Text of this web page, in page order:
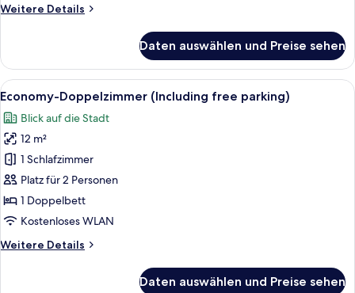
anzeigen
Weitere Details
Weitere
Doppelzimmer
(Including
free
Daten auswählen und Preise sehen
Alle
Fotos
für
Economy-
Doppelzimmer
(Including
free
parking)
Ein Hotelzimmer mit Bett,
15
Economy-Doppelzimmer (Including free parking)
Blick auf die Stadt
12 m²
1 Schlafzimmer
Platz für 2 Personen
1 Doppelbett
Kostenloses WLAN
Weitere Details
Weitere
Daten auswählen und Preise sehen